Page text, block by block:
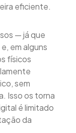
eficiente.
— já que
em alguns
físicos
sem
Isso os torna
é limitado
da